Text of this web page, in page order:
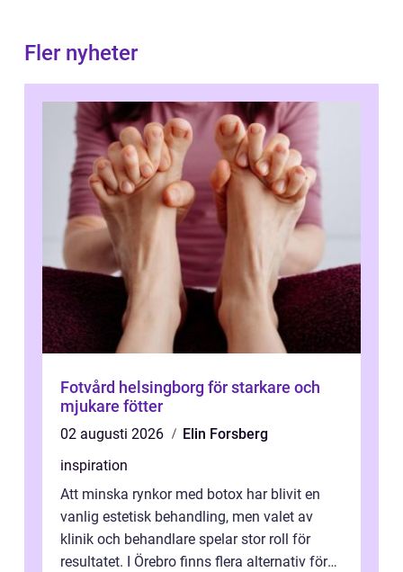
Fler nyheter
Fotvård helsingborg för starkare och
mjukare fötter
02 augusti 2026
Elin Forsberg
inspiration
Att minska rynkor med botox har blivit en
vanlig estetisk behandling, men valet av
klinik och behandlare spelar stor roll för
resultatet. I Örebro finns flera alternativ för